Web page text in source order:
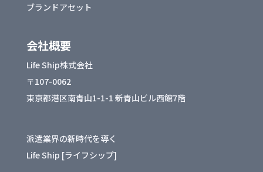
ブランドアセット
会社概要
Life Ship株式会社
〒107-0062
東京都港区南青山1-1-1 新青山ビル西館7階
派遣業界の新時代を導く
Life Ship [ライフシップ]